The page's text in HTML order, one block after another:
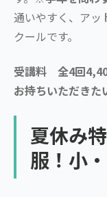
通いやすく、アッ
クールです。
受講料 全4回
お持ちいただきた
夏休み
服！小